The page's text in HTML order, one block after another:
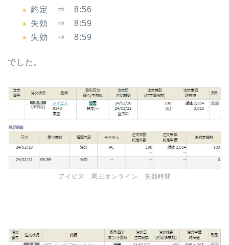
約定 ⇒ 8:56
失効 ⇒ 8:59
失効 ⇒ 8:59
でした。
アイビス 岡三オンライン 失効時間